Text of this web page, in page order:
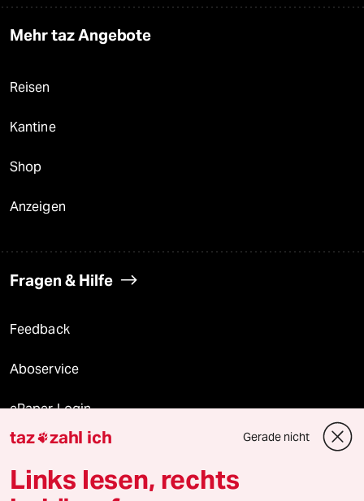
Mehr taz Angebote
Reisen
Kantine
Shop
Anzeigen
Fragen & Hilfe
Feedback
Aboservice
ePaper Login
Downloads für Abonnierende
taz zahl ich Gerade nicht
Links lesen, rechts